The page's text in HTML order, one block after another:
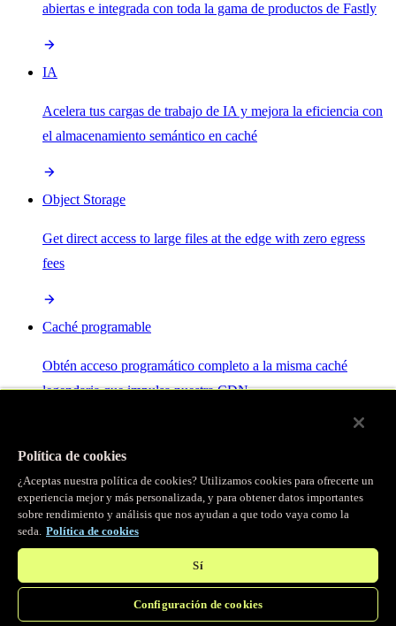
abiertas e integrada con toda la gama de productos de Fastly
IA
Acelera tus cargas de trabajo de IA y mejora la eficiencia con
el almacenamiento semántico en caché
Object Storage
Get direct access to large files at the edge with zero egress
fees
Caché programable
Obtén acceso programático completo a la misma caché
legendaria que impulsa nuestra CDN.
Servidor MCP
Control por IA para tus servicios Fastly.
Política de cookies
¿Aceptas nuestra política de cookies? Utilizamos cookies para ofrecerte un
experiencia mejor y más personalizada, y para obtener datos importantes
sobre rendimiento y análisis que nos ayudan a que todo vaya como la
seda. Política de cookies
Sí
Configuración de cookies